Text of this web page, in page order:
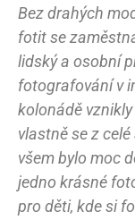
Bez drahých
fotit se
lidský a osobní
fotografování v
kolonádě
vlastně se z
všem bylo moc
jedno krásné
pro děti, kde si